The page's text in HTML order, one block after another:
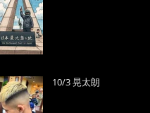
10/3 晃太朗